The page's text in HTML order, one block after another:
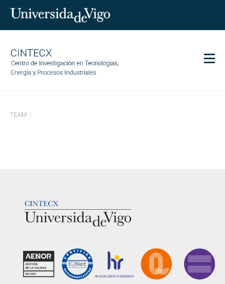
Investigación
Igualdad
GL EN Search
por:
BUSCAR
TEAM